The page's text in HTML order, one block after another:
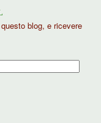
blog, e ricevere